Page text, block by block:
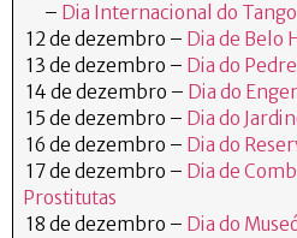
– Dia Internacional do Tango
12 de dezembro – Dia de Belo
13 de dezembro – Dia do
14 de dezembro – Dia do
15 de dezembro – Dia do
16 de dezembro – Dia do
17 de dezembro – Dia de
Prostitutas
18 de dezembro – Dia do